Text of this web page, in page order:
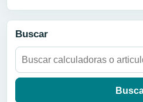
Buscar
Buscar: